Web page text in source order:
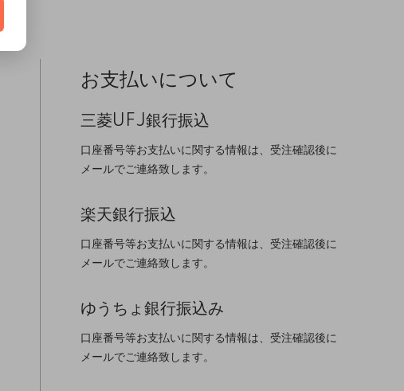
お支払いについて
三菱UFJ銀行振込
口座番号等お支払いに関する情報は、受注確認後に
メールでご連絡致します。
楽天銀行振込
口座番号等お支払いに関する情報は、受注確認後に
メールでご連絡致します。
ゆうちょ銀行振込み
口座番号等お支払いに関する情報は、受注確認後に
メールでご連絡致します。